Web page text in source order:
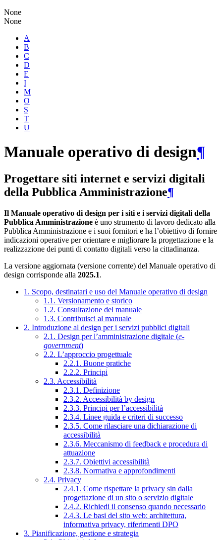
None
None
A
B
C
D
E
I
M
O
S
T
U
Manuale operativo di design¶
Progettare siti internet e servizi digitali
della Pubblica Amministrazione¶
Il Manuale operativo di design per i siti e i servizi digitali della
Pubblica Amministrazione è uno strumento di lavoro dedicato alla
Pubblica Amministrazione e i suoi fornitori e ha l’obiettivo di fornire
indicazioni operative per orientare e migliorare la progettazione e la
realizzazione dei punti di contatto digitali verso la cittadinanza.
La versione aggiornata (versione corrente) del Manuale operativo di
design corrisponde alla 2025.1.
1. Scopo, destinatari e uso del Manuale operativo di design
1.1. Versionamento e storico
1.2. Consultazione del manuale
1.3. Contribuisci al manuale
2. Introduzione al design per i servizi pubblici digitali
2.1. Design per l’amministrazione digitale (e-
government)
2.2. L’approccio progettuale
2.2.1. Buone pratiche
2.2.2. Principi
2.3. Accessibilità
2.3.1. Definizione
2.3.2. Accessibilità by design
2.3.3. Principi per l’accessibilità
2.3.4. Linee guida e criteri di successo
2.3.5. Come rilasciare una dichiarazione di
accessibilità
2.3.6. Meccanismo di feedback e procedura di
attuazione
2.3.7. Obiettivi accessibilità
2.3.8. Normativa e approfondimenti
2.4. Privacy
2.4.1. Come rispettare la privacy sin dalla
progettazione di un sito o servizio digitale
2.4.2. Richiedi il consenso quando necessario
2.4.3. Le basi del sito web: architettura,
informativa privacy, riferimenti DPO
3. Pianificazione, gestione e strategia